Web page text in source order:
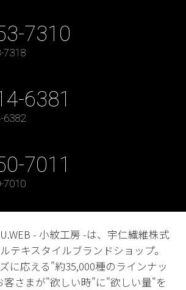
7310
7318
6381
6382
7011
7010
- 小紋工房 -は、宇仁繊維株式
テキスタイルブランドショップ。
に応える"約35,000種のラインナッ
客さまが"欲しい時"に"欲しい量"を